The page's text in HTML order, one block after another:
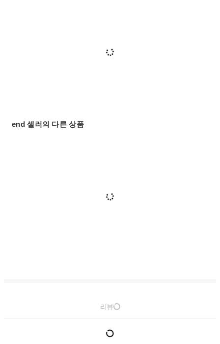
end 셀러의 다른 상품
리뷰